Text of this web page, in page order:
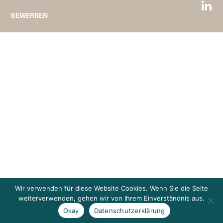
BEWERBEN
Wir verwenden für diese Website Cookies. Wenn Sie die Seite
weiterverwenden, gehen wir von Ihrem Einverständnis aus.
Okay
Datenschutzerklärung